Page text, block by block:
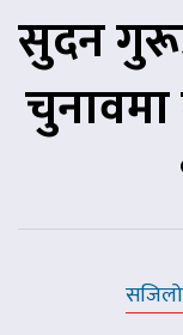
सुदन
चुनावमा